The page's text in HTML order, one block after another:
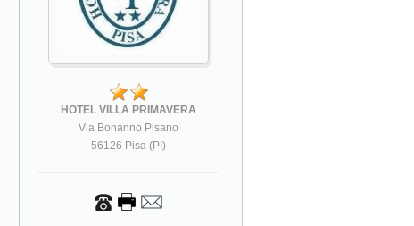
HOTEL VILLA PRIMAVERA
Via Bonanno Pisano
56126 Pisa (PI)